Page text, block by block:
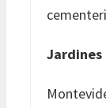
Jardines